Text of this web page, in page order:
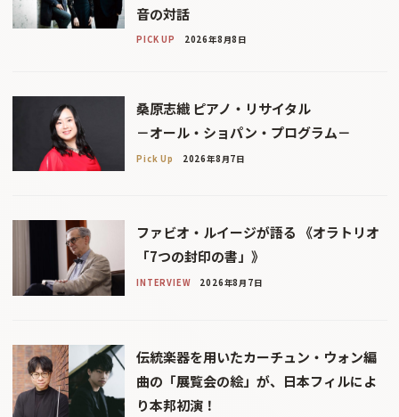
音の対話
PICK UP 2026年8月8日
桑原志織 ピアノ・リサイタル
－オール・ショパン・プログラム－
Pick Up 2026年8月7日
ファビオ・ルイージが語る 《オラトリオ
「7つの封印の書」》
INTERVIEW 2026年8月7日
伝統楽器を用いたカーチュン・ウォン編
曲の「展覧会の絵」が、日本フィルによ
り本邦初演！